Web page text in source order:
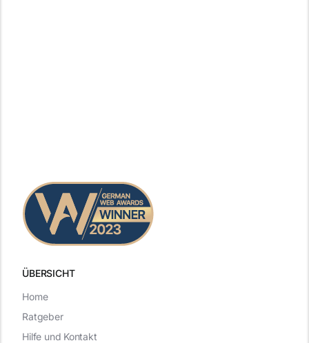
ÜBERSICHT
Home
Ratgeber
Hilfe und Kontakt